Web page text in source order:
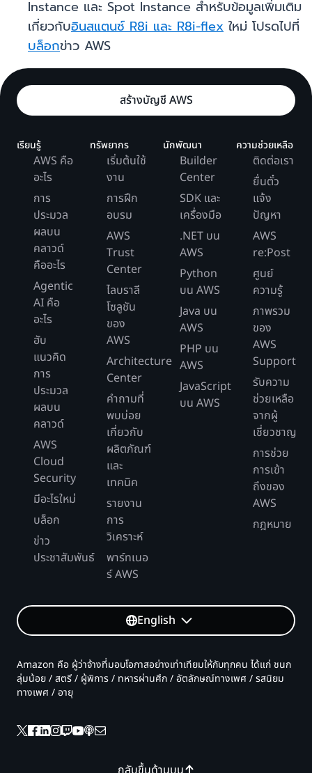
Instance และ Spot Instance สำหรับข้อมูลเพิ่มเติม
เกี่ยวกับอินสแตนซ์ R8i และ R8i-flex ใหม่ โปรดไปที่
บล็อกข่าว AWS
สร้างบัญชี AWS
เรียนรู้
AWS คือ
อะไร
การ
ประมวล
ผลบน
คลาวด์
คืออะไร
Agentic
AI คือ
อะไร
ฮับ
แนวคิด
การ
ประมวล
ผลบน
คลาวด์
AWS
Cloud
Security
มีอะไรใหม่
บล็อก
ข่าว
ประชาสัมพันธ์
ทรัพยากร
เริ่มต้นใช้
งาน
การฝึก
อบรม
AWS
Trust
Center
ไลบราลี
โซลูชัน
ของ
AWS
Architecture
Center
คำถามที่
พบบ่อย
เกี่ยวกับ
ผลิตภัณฑ์
และ
เทคนิค
รายงาน
การ
วิเคราะห์
พาร์ทเนอ
ร์ AWS
นักพัฒนา
Builder
Center
SDK และ
เครื่องมือ
.NET บน
AWS
Python
บน AWS
Java บน
AWS
PHP บน
AWS
JavaScript
บน AWS
ความช่วยเหลือ
ติดต่อเรา
ยื่นตั๋ว
แจ้ง
ปัญหา
AWS
re:Post
ศูนย์
ความรู้
ภาพรวม
ของ
AWS
Support
รับความ
ช่วยเหลือ
จากผู้
เชี่ยวชาญ
การช่วย
การเข้า
ถึงของ
AWS
กฎหมาย
English
Amazon คือ ผู้ว่าจ้างที่มอบโอกาสอย่างเท่าเทียมให้กับทุกคน ได้แก่ ชนก
ลุ่มน้อย / สตรี / ผู้พิการ / ทหารผ่านศึก / อัตลักษณ์ทางเพศ / รสนิยม
ทางเพศ / อายุ